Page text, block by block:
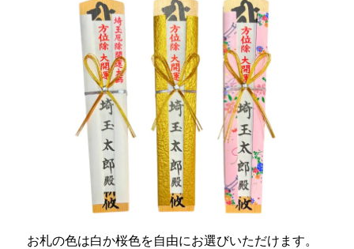
お札の色は白か桜色を自由にお選びいただけます。